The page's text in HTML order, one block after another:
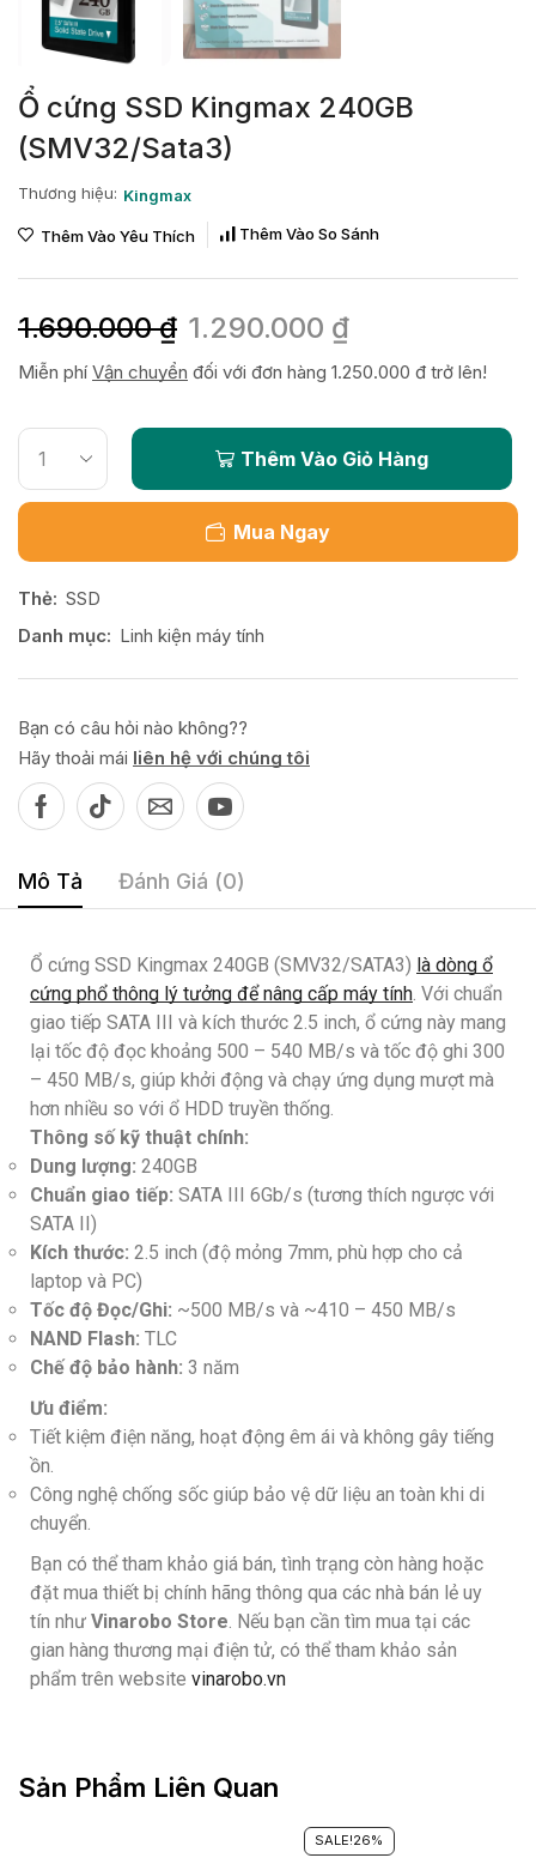
Ổ cứng SSD Kingmax 240GB
(SMV32/Sata3)
Thương hiệu: Kingmax
Thêm Vào Yêu Thích Thêm Vào So Sánh
1.690.000₫ 1.290.000 ₫
Miễn phí Vận chuyển đối với đơn hàng 1.250.000 đ trở lên!
Thêm Vào Giỏ Hàng
Mua Ngay
Thẻ: SSD
Danh mục: Linh kiện máy tính
Bạn có câu hỏi nào không??
Hãy thoải mái liên hệ với chúng tôi
Mô Tả Đánh Giá (0)
Ổ cứng SSD Kingmax 240GB (SMV32/SATA3) là dòng ổ
cứng phổ thông lý tưởng để nâng cấp máy tính. Với chuẩn
giao tiếp SATA III và kích thước 2.5 inch, ổ cứng này mang
lại tốc độ đọc khoảng 500 – 540 MB/s và tốc độ ghi 300
– 450 MB/s, giúp khởi động và chạy ứng dụng mượt mà
hơn nhiều so với ổ HDD truyền thống.
Thông số kỹ thuật chính:
Dung lượng: 240GB
Chuẩn giao tiếp: SATA III 6Gb/s (tương thích ngược với
SATA II)
Kích thước: 2.5 inch (độ mỏng 7mm, phù hợp cho cả
laptop và PC)
Tốc độ Đọc/Ghi: ~500 MB/s và ~410 – 450 MB/s
NAND Flash: TLC
Chế độ bảo hành: 3 năm
Ưu điểm:
Tiết kiệm điện năng, hoạt động êm ái và không gây tiếng
ồn.
Công nghệ chống sốc giúp bảo vệ dữ liệu an toàn khi di
chuyển.
Bạn có thể tham khảo giá bán, tình trạng còn hàng hoặc
đặt mua thiết bị chính hãng thông qua các nhà bán lẻ uy
tín như Vinarobo Store. Nếu bạn cần tìm mua tại các
gian hàng thương mại điện tử, có thể tham khảo sản
phẩm trên website vinarobo.vn
Sản Phẩm Liên Quan
SALE!26%